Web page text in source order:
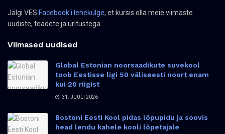
Jälgi VES Facebook'i lehekülge, et kursis olla meie viimaste
uudiste, teadete ja üritustega.
Viimased uudised
Global Estonian noorsaadikute suvekool
toob Eestisse ligi 50 väliseesti noort enam
kui 20 riigist
31. JUULI 2026
Bostoni Eesti Kool pidas lõpupidu ja soovis
head lendu kahele kooli lõpetajale